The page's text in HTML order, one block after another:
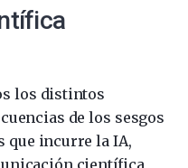
los distintos
de los sesgos
que incurre la IA,